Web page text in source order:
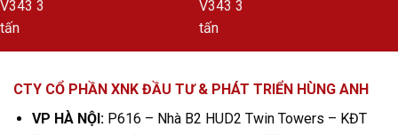
CTY CỔ PHẦN XNK ĐẦU TƯ & PHÁT TRIỂN HÙNG ANH
VP HÀ NỘI:P616 – Nhà B2 HUD2 Twin Towers – KĐT